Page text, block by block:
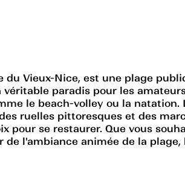
du Vieux-Nice, est une plage
paradis pour les
le beach-volley ou la
ruelles pittoresques et des
pour se restaurer. Que vous
l'ambiance animée de la